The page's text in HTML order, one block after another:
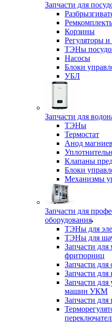
Запчасти для
Корзины
Регуляторы
ТЭНы
Насосы
Блоки
УБЛ
Запчасти для
ТЭНы
Термостат
Анод
Клапаны
Блоки
Механизмы
Запчасти для
оборудования
ТЭНы для
ТЭНы для
Запчасти для
фритюрниц
Запчасти для
Запчасти для
Запчасти
машин УКМ
Запчасти